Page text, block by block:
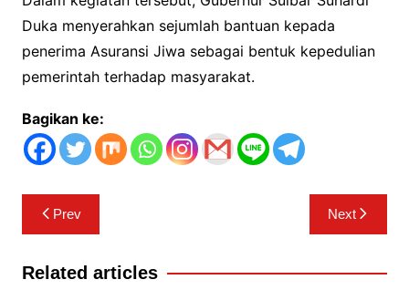
Duka menyerahkan sejumlah bantuan kepada
penerima Asuransi Jiwa sebagai bentuk kepedulian
pemerintah terhadap masyarakat.
Bagikan ke:
Navigasi
pos
Prev Next
Related articles